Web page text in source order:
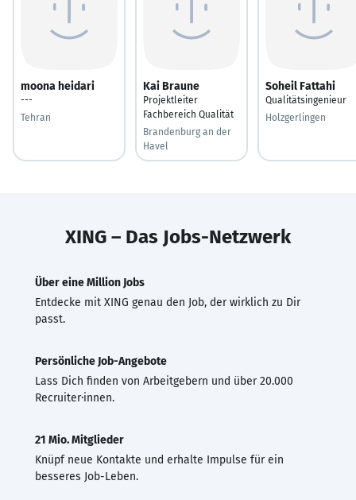
moona heidari
---
Tehran
Kai Braune
Projektleiter
Fachbereich Qualität
Brandenburg an der
Havel
Soheil Fattahi
Qualitätsingenieur
Holzgerlingen
XING – Das Jobs-Netzwerk
Über eine Million Jobs
Entdecke mit XING genau den Job, der wirklich zu Dir
passt.
Persönliche Job-Angebote
Lass Dich finden von Arbeitgebern und über 20.000
Recruiter·innen.
21 Mio. Mitglieder
Knüpf neue Kontakte und erhalte Impulse für ein
besseres Job-Leben.